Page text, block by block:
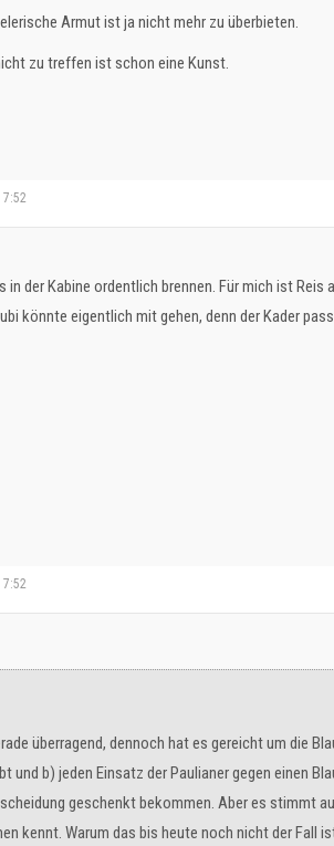
Armut ist ja nicht mehr zu überbieten.
zu treffen ist schon eine Kunst.
in der Kabine ordentlich brennen. Für mich ist
könnte eigentlich mit gehen, denn der Kader
überragend, dennoch hat es gereicht um die
und b) jeden Einsatz der Paulianer gegen einen
geschenkt bekommen. Aber es stimmt
kennt. Warum das bis heute noch nicht der Fall